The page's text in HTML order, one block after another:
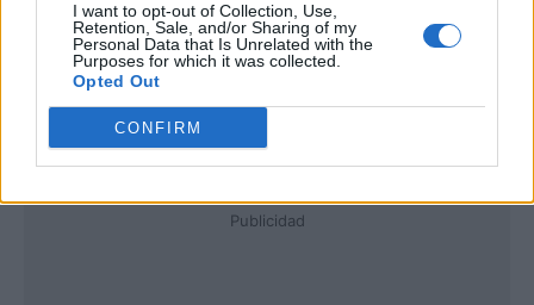
I want to opt-out of Collection, Use,
Retention, Sale, and/or Sharing of my
Personal Data that Is Unrelated with the
Purposes for which it was collected.
Opted Out
CONFIRM
Publicidad